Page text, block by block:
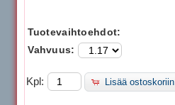
Tuotevaihtoehdot:
Vahvuus:
Kpl: Lisää ostoskoriin